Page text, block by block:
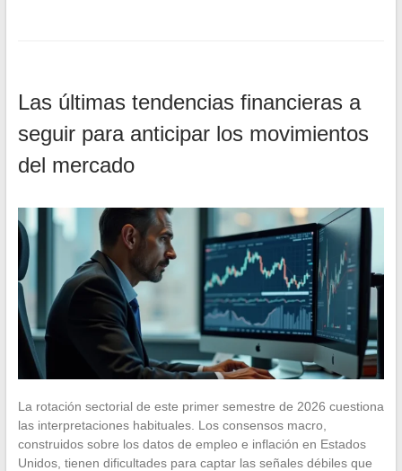
Las últimas tendencias financieras a
seguir para anticipar los movimientos
del mercado
La rotación sectorial de este primer semestre de 2026 cuestiona
las interpretaciones habituales. Los consensos macro,
construidos sobre los datos de empleo e inflación en Estados
Unidos, tienen dificultades para captar las señales débiles que